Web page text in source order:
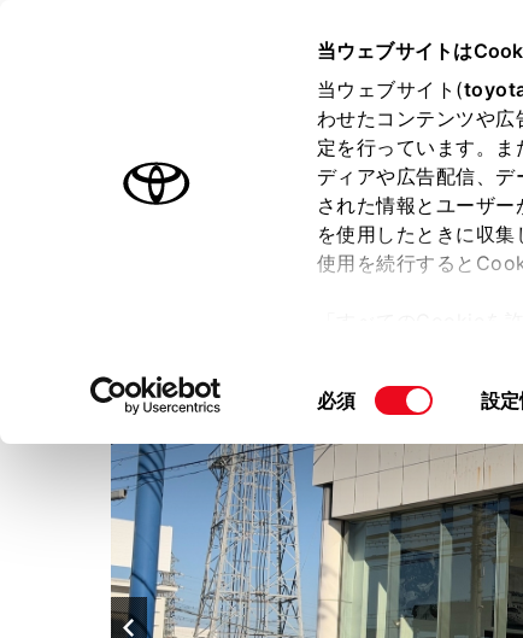
当ウェブサイトは
当ウェブサイト(
わせたコンテンツや
定を行っています。
ディアや広告配信、
された情報とユーザ
を使用したときに収
使用を続行すると
て」をご覧ください。
同
の
選
択
必須 設
オーナーサポート トピックス
店舗トップ スタッフ紹介 ショップブロ